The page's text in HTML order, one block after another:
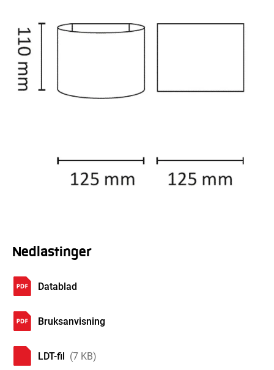
Nedlastinger
Datablad
Bruksanvisning
LDT-fil (7 KB)